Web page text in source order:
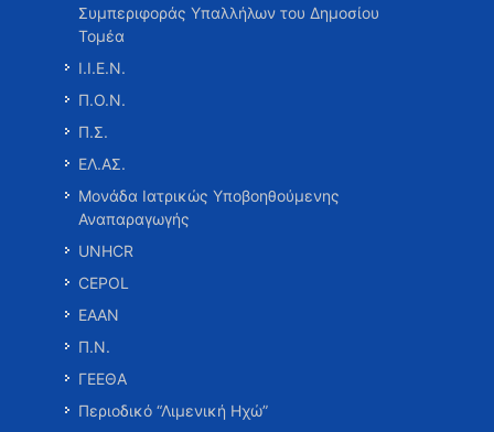
Συμπεριφοράς Υπαλλήλων του Δημοσίου
Τομέα
Ι.Ι.Ε.Ν.
Π.Ο.Ν.
Π.Σ.
ΕΛ.ΑΣ.
Μονάδα Ιατρικώς Υποβοηθούμενης
Αναπαραγωγής
UNHCR
CEPOL
ΕΑΑΝ
Π.Ν.
ΓΕΕΘΑ
Περιοδικό “Λιμενική Ηχώ”